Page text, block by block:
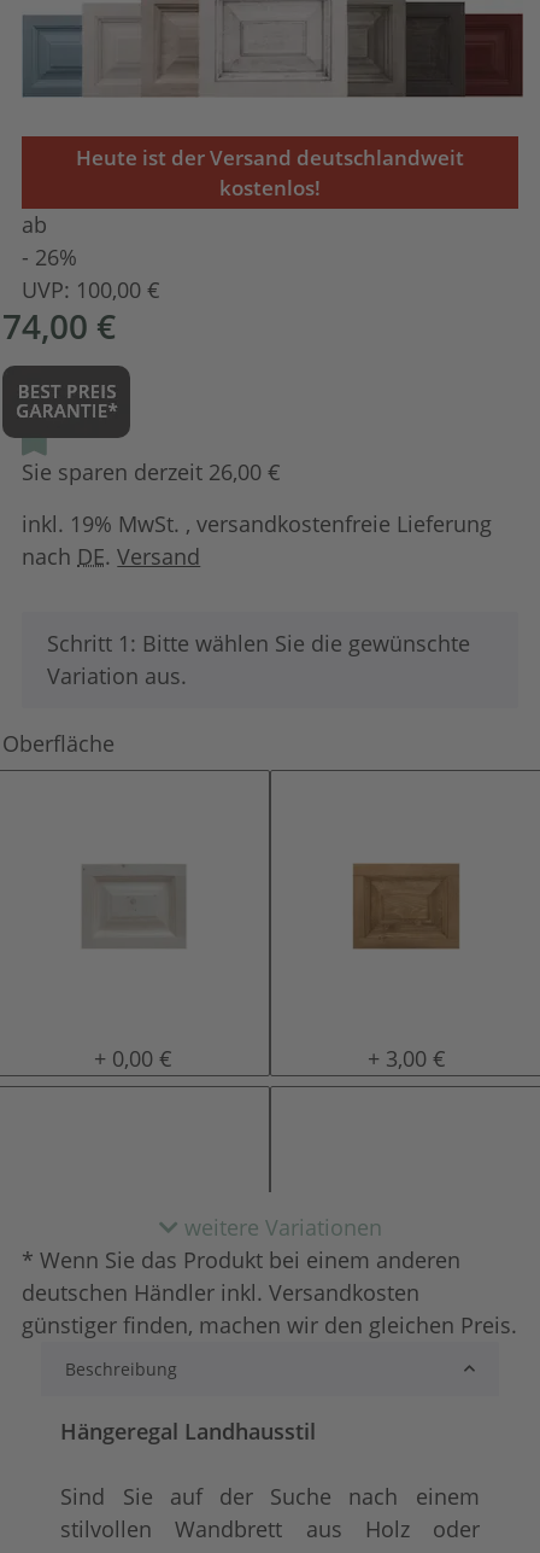
Heute ist der Versand deutschlandweit
kostenlos!
ab
- 26%
UVP: 100,00 €
74,00 €
Sie sparen derzeit 26,00 €
inkl. 19% MwSt. , versandkostenfreie Lieferung
nach DE.Versand
x
Schritt 1: Bitte wählen Sie die gewünschte
Variation aus.
Oberfläche
natur (unlackiert)
+ 0,00 € gewachst
+ 3,00 €
lackiert
+ 4,00 € shabby chic /
weitere Variationen
* Wenn Sie das Produkt bei einem anderen
deutschen Händler inkl. Versandkosten
günstiger finden, machen wir den gleichen Preis.
Beschreibung
Hängeregal Landhausstil
Sind Sie auf der Suche nach einem
stilvollen Wandbrett aus Holz oder